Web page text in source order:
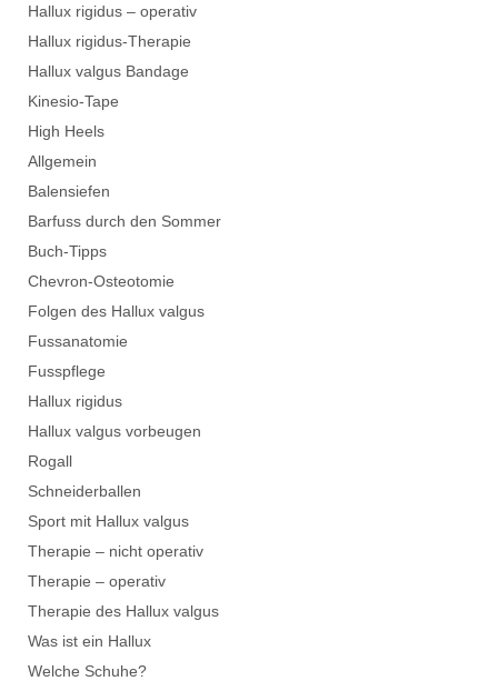
Hallux rigidus – operativ
Hallux rigidus-Therapie
Hallux valgus Bandage
Kinesio-Tape
High Heels
Allgemein
Balensiefen
Barfuss durch den Sommer
Buch-Tipps
Chevron-Osteotomie
Folgen des Hallux valgus
Fussanatomie
Fusspflege
Hallux rigidus
Hallux valgus vorbeugen
Rogall
Schneiderballen
Sport mit Hallux valgus
Therapie – nicht operativ
Therapie – operativ
Therapie des Hallux valgus
Was ist ein Hallux
Welche Schuhe?